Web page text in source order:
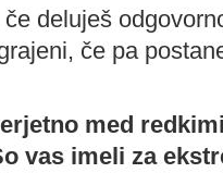
deluješ
če pa
med
vas imeli za